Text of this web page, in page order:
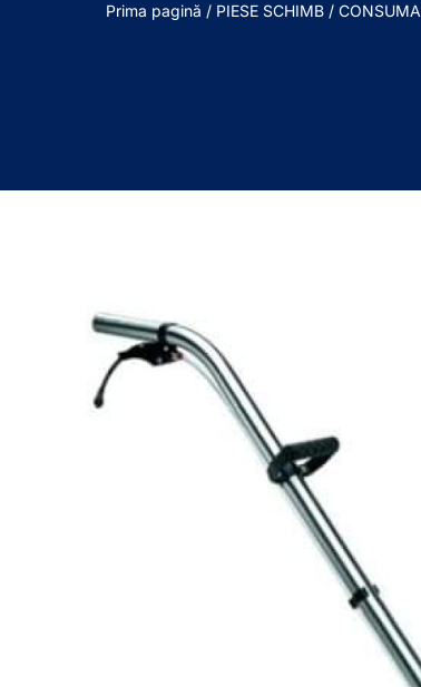
Prima pagină / PIESE SCHIMB /